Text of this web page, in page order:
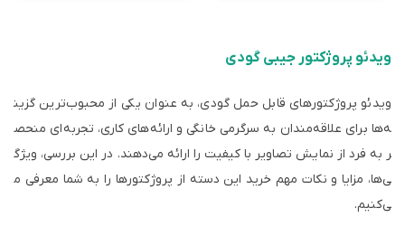
ویدئو پروژکتور جیبی گودی
ویدئو پروژکتورهای قابل حمل گودی، به عنوان یکی از محبوب‌ترین گزین
ه‌ها برای علاقه‌مندان به سرگرمی خانگی و ارائه‌های کاری، تجربه‌ای منحص
ر به فرد از نمایش تصاویر با کیفیت را ارائه می‌دهند. در این بررسی، ویژگ
ی‌ها، مزایا و نکات مهم خرید این دسته از پروژکتورها را به شما معرفی م
ی‌کنیم.